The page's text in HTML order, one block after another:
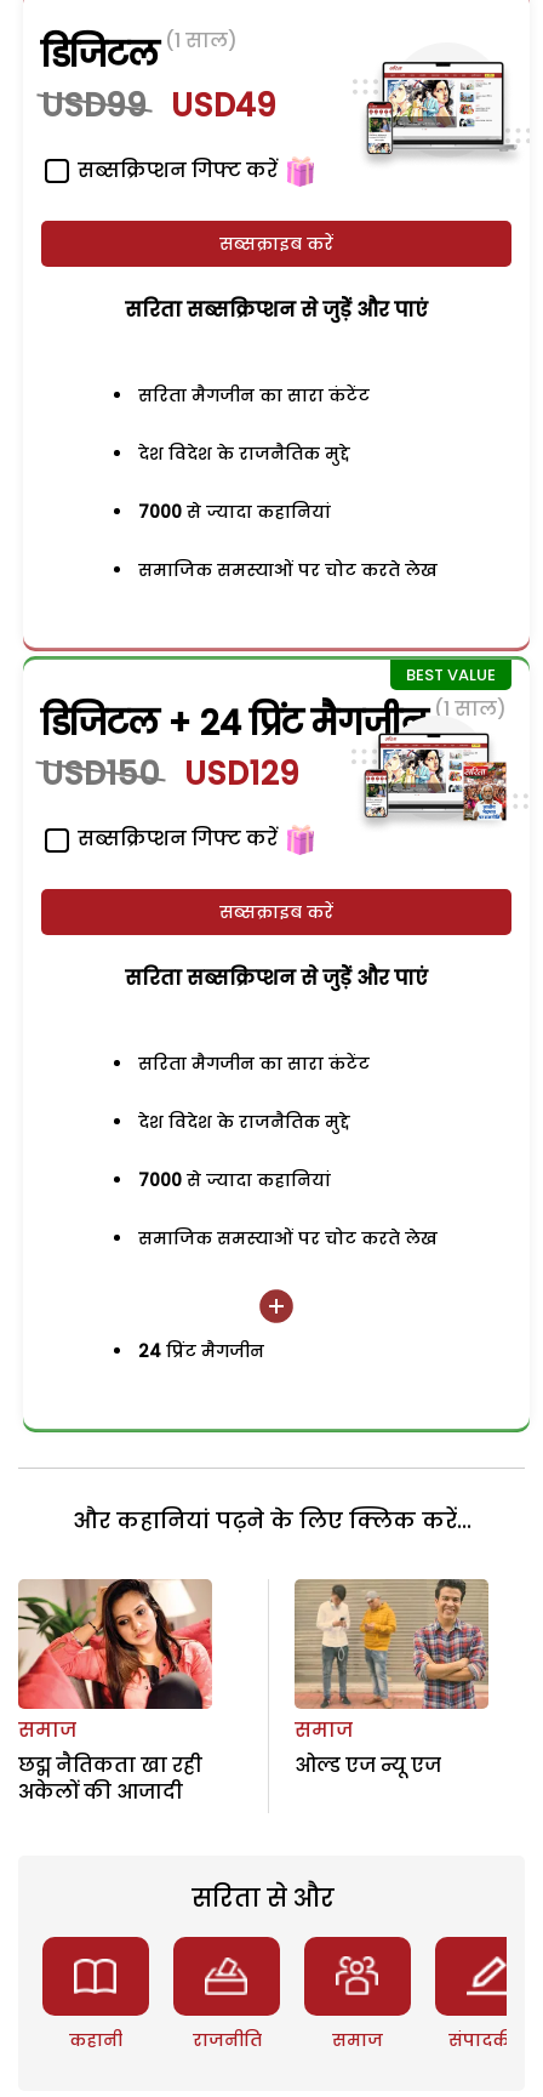
डिजिटल (1 साल)
USD99 USD49
सब्सक्रिप्शन गिफ्ट करें
सब्सक्राइब करें
सरिता सब्सक्रिप्शन से जुड़ेें और पाएं
सरिता मैगजीन का सारा कंटेंट
देश विदेश के राजनैतिक मुद्दे
7000 से ज्यादा कहानियां
समाजिक समस्याओं पर चोट करते लेख
डिजिटल + 24 प्रिंट मैगजीन (1 साल)
USD150 USD129
सब्सक्रिप्शन गिफ्ट करें
सब्सक्राइब करें
सरिता सब्सक्रिप्शन से जुड़ेें और पाएं
सरिता मैगजीन का सारा कंटेंट
देश विदेश के राजनैतिक मुद्दे
7000 से ज्यादा कहानियां
समाजिक समस्याओं पर चोट करते लेख
24 प्रिंट मैगजीन
और कहानियां पढ़ने के लिए क्लिक करें...
समाज
छद्म नैतिकता खा रही
अकेलों की आजादी
समाज
ओल्ड एज न्यू एज
सरिता से और
कहानी राजनीति समाज संपादकीय